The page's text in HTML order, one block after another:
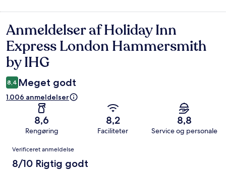
Anmeldelser
Anmeldelser af Holiday Inn
Express London Hammersmith
by IHG
8,4 Meget godt
1.006 anmeldelser
8,6
Rengøring
8,2
Faciliteter
8,8
Service og personale
Anmeldelser
Verificeret anmeldelse
8/10 Rigtig godt